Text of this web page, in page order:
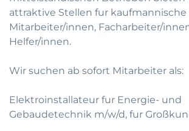
attraktive Stellen fur kaufmannische
Mitarbeiter/innen, Facharbeiter/
Helfer/innen.
Wir suchen ab sofort Mitarbeiter als:
Elektroinstallateur fur Energie- und
Gebaudetechnik m/w/d, fur